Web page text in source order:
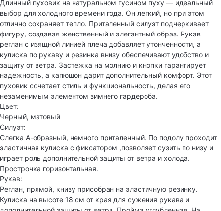
Длинный пуховик на натуральном гусином пуху — идеальный
выбор для холодного времени года. Он легкий, но при этом
отлично сохраняет тепло. Приталенный силуэт подчеркивает
фигуру, создавая женственный и элегантный образ. Рукав
реглан с изящной линией плеча добавляет утонченности, а
кулиска по рукаву и резинка внизу обеспечивают удобство и
защиту от ветра. Застежка на молнию и кнопки гарантирует
надежность, а капюшон дарит дополнительный комфорт. Этот
пуховик сочетает стиль и функциональность, делая его
незаменимым элементом зимнего гардероба.
Цвет:
Черный, матовый
Силуэт:
Слегка А-образный, немного приталенный. По подолу проходит
эластичная кулиска с фиксатором ,позволяет сузить по низу и
играет роль дополнительной защиты от ветра и холода.
Прострочка горизонтальная.
Рукав:
Реглан, прямой, книзу присобран на эластичную резинку.
Кулиска на высоте 18 см от края для сужения рукава и